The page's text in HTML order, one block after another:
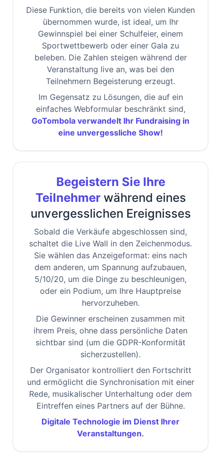
Diese Funktion, die bereits von vielen Kunden
übernommen wurde, ist ideal, um Ihr
Gewinnspiel bei einer Schulfeier, einem
Sportwettbewerb oder einer Gala zu
beleben. Die Zahlen steigen während der
Veranstaltung live an, was bei den
Teilnehmern Begeisterung erzeugt.
Im Gegensatz zu Lösungen, die auf ein
einfaches Webformular beschränkt sind,
GoTombola verwandelt Ihr Fundraising in
eine unvergessliche Show!
Begeistern Sie Ihre
Teilnehmer während eines
unvergesslichen Ereignisses
Sobald die Verkäufe abgeschlossen sind,
schaltet die Live Wall in den Zeichenmodus.
Sie wählen das Anzeigeformat: eins nach
dem anderen, um Spannung aufzubauen,
5/10/20, um die Dinge zu beschleunigen,
oder ein Podium, um Ihre Hauptpreise
hervorzuheben.
Die Gewinner erscheinen zusammen mit
ihrem Preis, ohne dass persönliche Daten
sichtbar sind (um die GDPR-Konformität
sicherzustellen).
Der Organisator kontrolliert den Fortschritt
und ermöglicht die Synchronisation mit einer
Rede, musikalischer Unterhaltung oder dem
Eintreffen eines Partners auf der Bühne.
Digitale Technologie im Dienst Ihrer
Veranstaltungen.